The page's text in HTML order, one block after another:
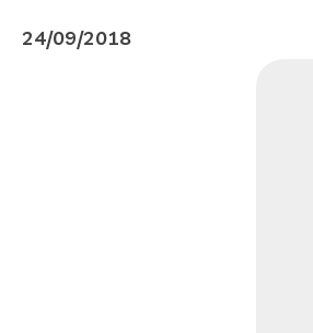
24/09/2018